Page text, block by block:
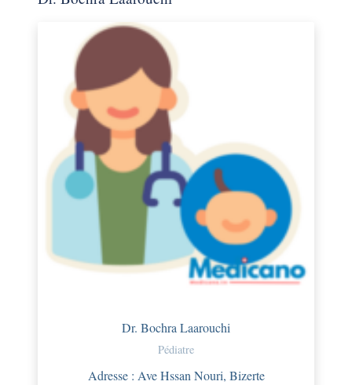
Dr. Bochra Laarouchi
Pédiatre
Adresse : Ave Hssan Nouri, Bizerte